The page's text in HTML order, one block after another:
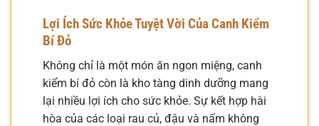
Lợi Ích Sức Khỏe Tuyệt Vời Của Canh Kiểm
Bí Đỏ
Không chỉ là một món ăn ngon miệng, canh
kiểm bí đỏ còn là kho tàng dinh dưỡng mang
lại nhiều lợi ích cho sức khỏe. Sự kết hợp hài
hòa của các loại rau củ, đậu và nấm không